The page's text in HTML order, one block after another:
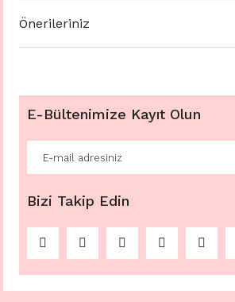
Önerileriniz
E-Bültenimize Kayıt Olun
Bizi Takip Edin